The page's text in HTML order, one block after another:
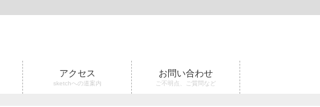
アクセス
sketchへの道案内
お問い合わせ
ご不明点、ご質問など